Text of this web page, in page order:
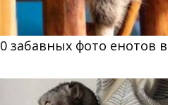
фото енотов в